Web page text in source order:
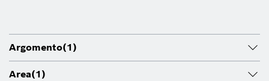
Argomento(1)
Area(1)